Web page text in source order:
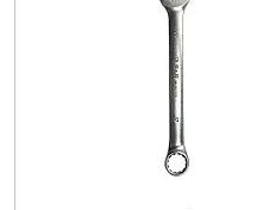
271002715